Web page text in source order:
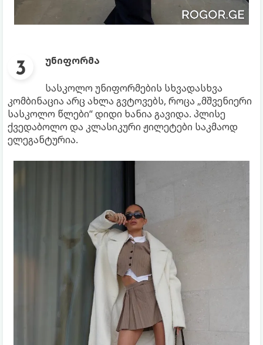
უნიფორმა
სასკოლო უნიფორმების სხვადასხვა
კომბინაცია არც ახლა გვტოვებს, როცა „მშვენიერი
სასკოლო წლები“ ​​დიდი ხანია გავიდა. პლისე
ქვედაბოლო და კლასიკური ჟილეტები საკმაოდ
ელეგანტურია.